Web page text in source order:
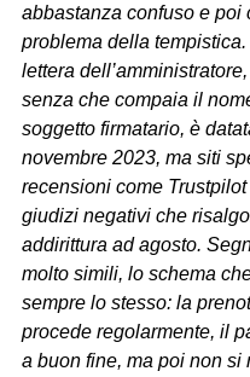
abbastanza confuso e poi
problema della tempistica.
lettera dell’amministratore,
senza che compaia il
soggetto firmatario, è
novembre 2023, ma siti
recensioni come
giudizi negativi che
addirittura ad agosto.
molto simili, lo schema
sempre lo stesso: la
procede regolarmente, il
a buon fine, ma poi non si